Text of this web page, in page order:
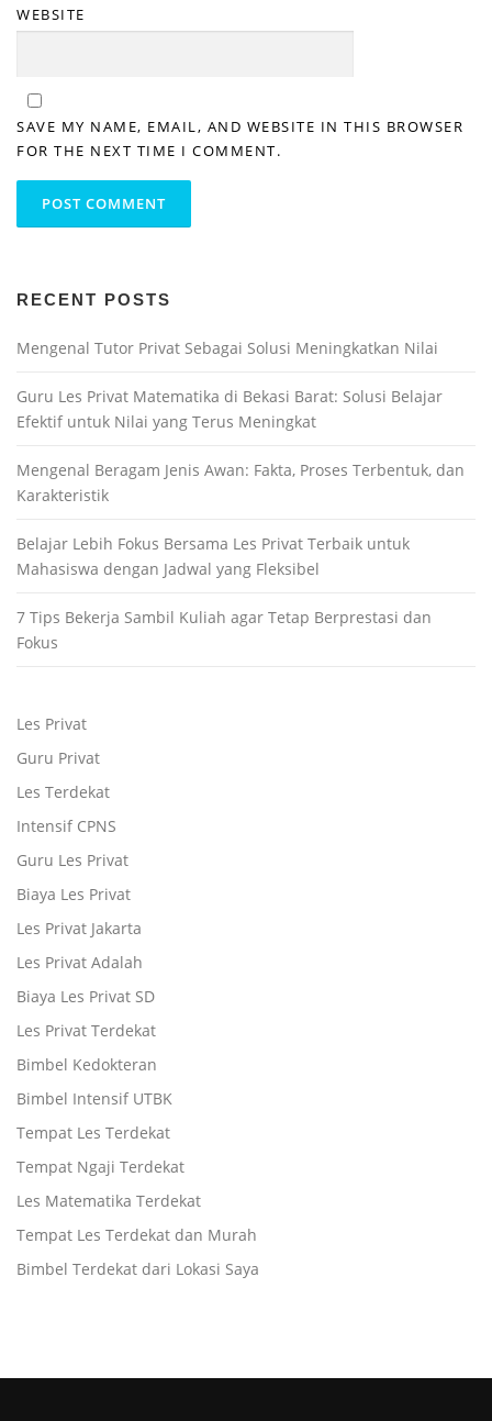
WEBSITE
SAVE MY NAME, EMAIL, AND WEBSITE IN THIS BROWSER
FOR THE NEXT TIME I COMMENT.
RECENT POSTS
Mengenal Tutor Privat Sebagai Solusi Meningkatkan Nilai
Guru Les Privat Matematika di Bekasi Barat: Solusi Belajar
Efektif untuk Nilai yang Terus Meningkat
Mengenal Beragam Jenis Awan: Fakta, Proses Terbentuk, dan
Karakteristik
Belajar Lebih Fokus Bersama Les Privat Terbaik untuk
Mahasiswa dengan Jadwal yang Fleksibel
7 Tips Bekerja Sambil Kuliah agar Tetap Berprestasi dan
Fokus
Les Privat
Guru Privat
Les Terdekat
Intensif CPNS
Guru Les Privat
Biaya Les Privat
Les Privat Jakarta
Les Privat Adalah
Biaya Les Privat SD
Les Privat Terdekat
Bimbel Kedokteran
Bimbel Intensif UTBK
Tempat Les Terdekat
Tempat Ngaji Terdekat
Les Matematika Terdekat
Tempat Les Terdekat dan Murah
Bimbel Terdekat dari Lokasi Saya